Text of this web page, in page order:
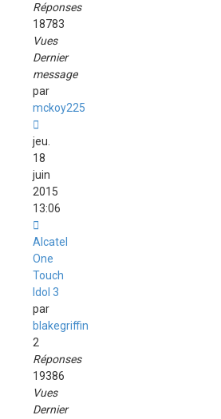
Réponses
18783
Vues
Dernier
message
par
mckoy225
jeu.
18
juin
2015
13:06
Alcatel
One
Touch
Idol 3
par
blakegriffin
2
Réponses
19386
Vues
Dernier